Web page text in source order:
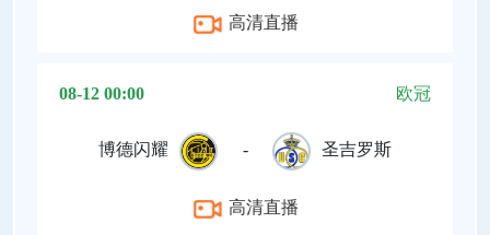
高清直播
08-12 00:00 欧冠
博德闪耀 - 圣吉罗斯
高清直播